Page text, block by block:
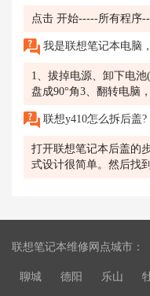
点击 开始-----所有程序
我是联想笔记本电脑，不小心把
1、拔掉电源、卸下电
盘成90°角3、翻转电脑
联想y410怎么拆后盖?
打开联想笔记本后盖的
式设计很简单。然后找
联想笔记本维修网点城市：
聊城 德阳 乐山